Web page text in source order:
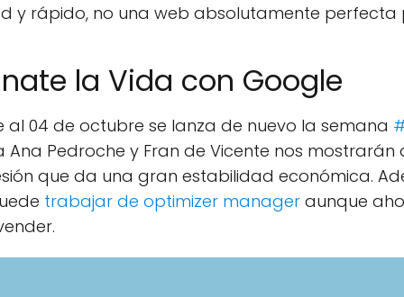
y rápido, no una web absolutamente perfecta
la Vida con Google
al 04 de octubre se lanza de nuevo la semana
Ana Pedroche y Fran de Vicente nos
que da una gran estabilidad económica.
trabajar de optimizer manager aunque